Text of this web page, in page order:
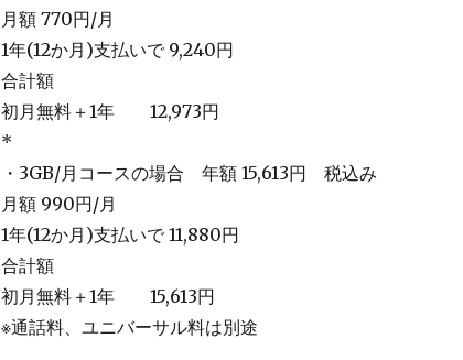
月額 770円/月
1年(12か月)支払いで 9,240円
合計額
初月無料＋1年 12,973円
*
・3GB/月コースの場合 年額 15,613円 税込み
月額 990円/月
1年(12か月)支払いで 11,880円
合計額
初月無料＋1年 15,613円
※通話料、ユニバーサル料は別途